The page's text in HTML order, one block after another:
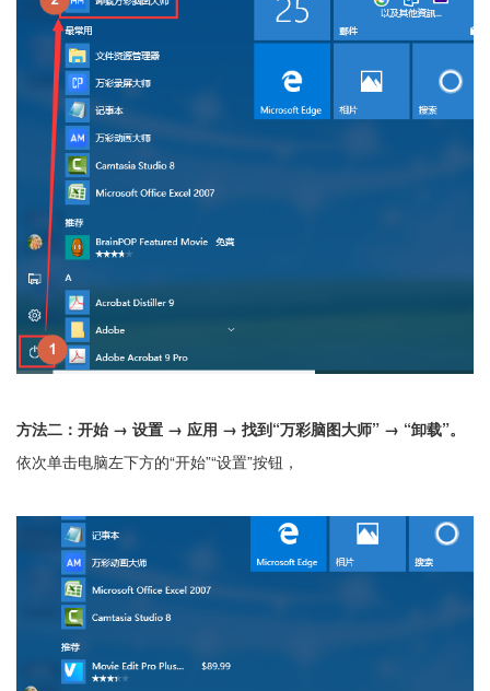
方法二：开始 → 设置 → 应用 → 找到“万彩脑图大师” → “卸载”。
依次单击电脑左下方的“开始”“设置”按钮，